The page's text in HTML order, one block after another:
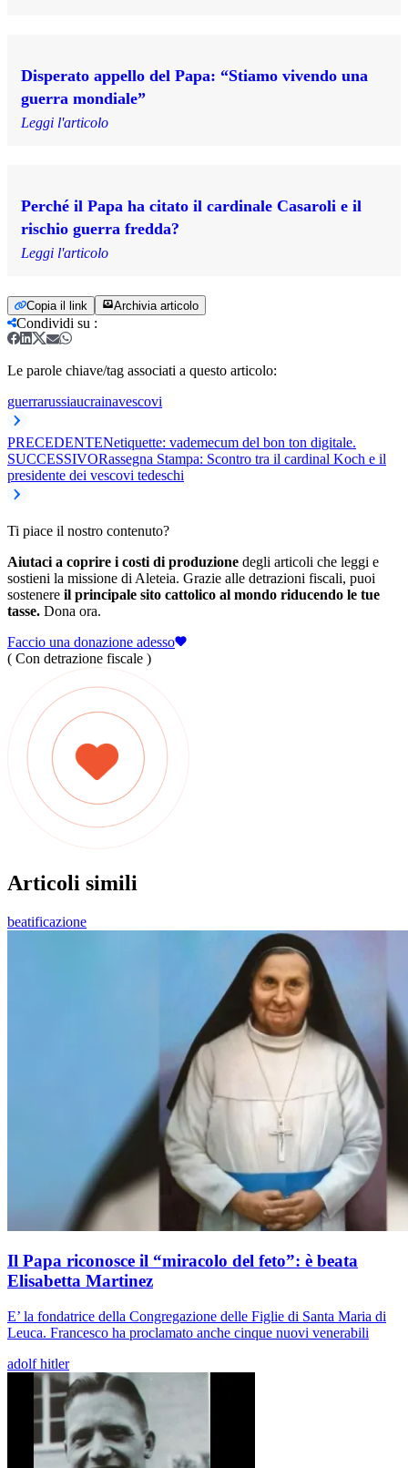
Disperato appello del Papa: “Stiamo vivendo una
guerra mondiale”
Leggi l'articolo
Perché il Papa ha citato il cardinale Casaroli e il
rischio guerra fredda?
Leggi l'articolo
Copia il link Archivia articolo
Condividi su :
Le parole chiave/tag associati a questo articolo:
guerrarussiaucrainavescovi
PRECEDENTENetiquette: vademecum del bon ton digitale.
SUCCESSIVORassegna Stampa: Scontro tra il cardinal Koch e il
presidente dei vescovi tedeschi
Ti piace il nostro contenuto?
Aiutaci a coprire i costi di produzione degli articoli che leggi e
sostieni la missione di Aleteia. Grazie alle detrazioni fiscali, puoi
sostenere il principale sito cattolico al mondo riducendo le tue
tasse. Dona ora.
Faccio una donazione adesso
( Con detrazione fiscale )
Articoli simili
beatificazione
Il Papa riconosce il “miracolo del feto”: è beata
Elisabetta Martinez
E’ la fondatrice della Congregazione delle Figlie di Santa Maria di
Leuca. Francesco ha proclamato anche cinque nuovi venerabili
adolf hitler